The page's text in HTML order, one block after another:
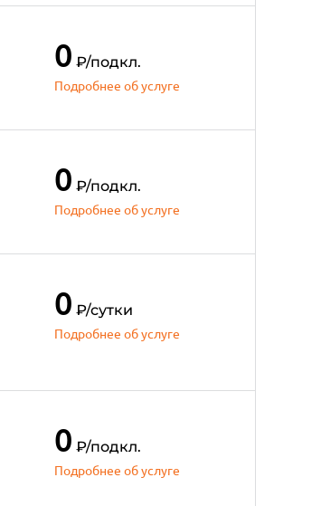
0 ₽/подкл.
Подробнее об услуге
0 ₽/подкл.
Подробнее об услуге
0 ₽/сутки
Подробнее об услуге
0 ₽/подкл.
Подробнее об услуге